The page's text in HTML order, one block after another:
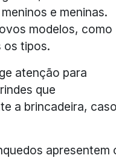
e meninas.
modelos, como
os tipos.
atenção para
que
a brincadeira, caso
apresentem